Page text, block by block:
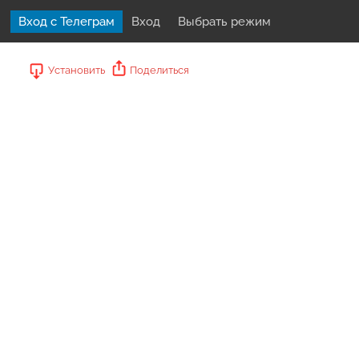
Вход с Телеграм Вход Выбрать режим
Установить Поделиться